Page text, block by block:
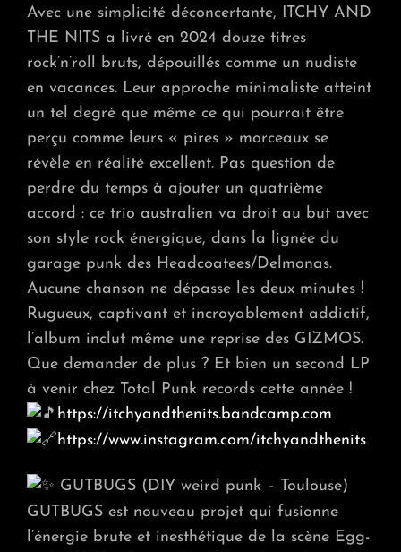
Avec une simplicité déconcertante, ITCHY AND
THE NITS a livré en 2024 douze titres
rock’n’roll bruts, dépouillés comme un nudiste
en vacances. Leur approche minimaliste atteint
un tel degré que même ce qui pourrait être
perçu comme leurs « pires » morceaux se
révèle en réalité excellent. Pas question de
perdre du temps à ajouter un quatrième
accord : ce trio australien va droit au but avec
son style rock énergique, dans la lignée du
garage punk des Headcoatees/Delmonas.
Aucune chanson ne dépasse les deux minutes !
Rugueux, captivant et incroyablement addictif,
l’album inclut même une reprise des GIZMOS.
Que demander de plus ? Et bien un second LP
à venir chez Total Punk records cette année !
https://itchyandthenits.bandcamp.com
https://www.instagram.com/itchyandthenits
GUTBUGS (DIY weird punk – Toulouse)
GUTBUGS est nouveau projet qui fusionne
l’énergie brute et inesthétique de la scène Egg-